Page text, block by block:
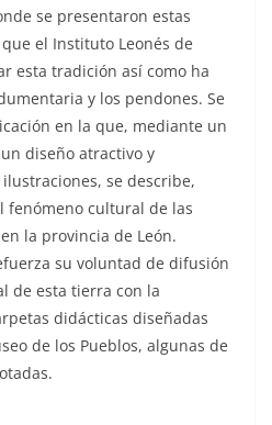
se presentaron estas
el Instituto Leonés de
esta tradición así como ha
y los pendones. Se
en la que, mediante un
diseño atractivo y
se describe,
fenómeno cultural de las
la provincia de León.
su voluntad de difusión
de esta tierra con la
didácticas diseñadas
de los Pueblos, algunas de